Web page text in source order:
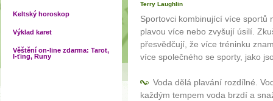
Keltský horoskop
Výklad karet
Věštění on-line zdarma: Tarot,
I-ťing, Runy
Terry Laughlin
Sportovci kombinující více sportů
plavou více nebo zvyšují úsilí.
přesvědčují, že více tréninku
více společného se sporty, jako
Voda dělá plavání rozdílné.
každým tempem voda brzdí a